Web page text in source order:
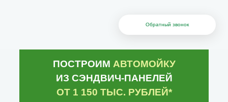
Обратный звонок
ПОСТРОИМ АВТОМОЙКУ
ИЗ СЭНДВИЧ-ПАНЕЛЕЙ
ОТ 1 150 ТЫС. РУБЛЕЙ*